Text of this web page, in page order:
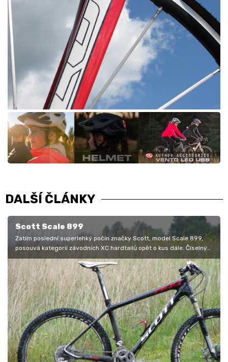
DALŠÍ ČLÁNKY
Scott Scale 899
Zatím poslední superlehký počin značky Scott, model Scale 899,
posouvá kategorii závodních XC hardtailů opět o kus dále. Číselný
údaj…